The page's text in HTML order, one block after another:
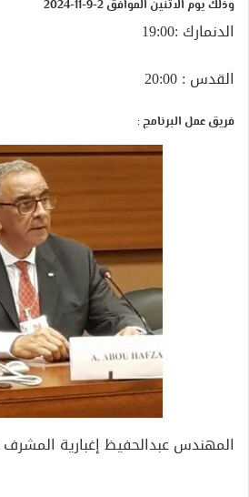
وذلك يوم الاثنين الموافق 2-9-11-2024
الدنمارك :19:00
القدس : 20:00
فريق عمل البرنامج :
المهندس عبدالحفيظ إغبارية